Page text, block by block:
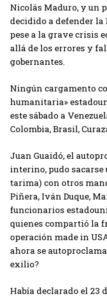
Nicolás Maduro, y un
decidido a defender
pese a la grave crisis
allá de los errores y
gobernantes.
Ningún cargamento
humanitaria»
este sábado a
Colombia, Brasil,
Juan Guaidó, el
interino, pudo sacarse
tarima) con otros
Piñera, Iván Duque,
funcionarios
quienes compartió la
operación made in
ahora se
exilio?
Había declarado el 23